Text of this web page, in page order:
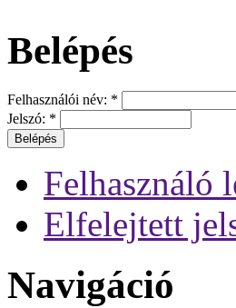
Belépés
Felhasználói név: *
Jelszó: *
Felhasználó
Elfelejtett
Navigáció